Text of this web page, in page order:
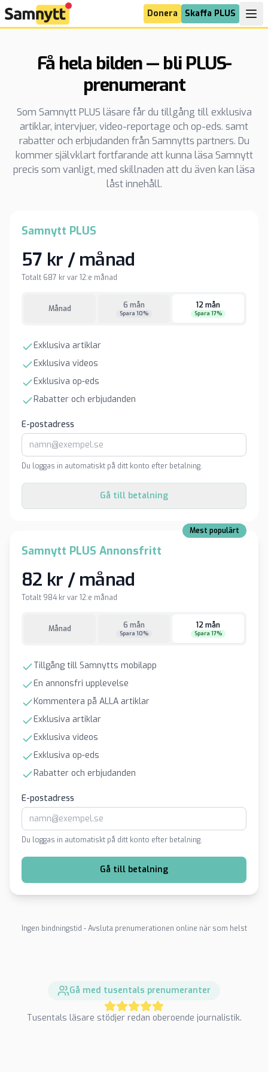
Donera Skaffa PLUS
Få hela bilden — bli PLUS-
prenumerant
Som Samnytt PLUS läsare får du tillgång till exklusiva
artiklar, intervjuer, video-reportage och op-eds. samt
rabatter och erbjudanden från Samnytts partners. Du
kommer självklart fortfarande att kunna läsa Samnytt
precis som vanligt, med skillnaden att du även kan läsa
låst innehåll.
Samnytt PLUS
57 kr / månad
Totalt 687 kr var 12:e månad
Månad 6 mån
Spara 10%
12 mån
Spara 17%
Exklusiva artiklar
Exklusiva videos
Exklusiva op-eds
Rabatter och erbjudanden
E-postadress
Du loggas in automatiskt på ditt konto efter betalning.
Gå till betalning
Mest populärt
Samnytt PLUS Annonsfritt
82 kr / månad
Totalt 984 kr var 12:e månad
Månad 6 mån
Spara 10%
12 mån
Spara 17%
Tillgång till Samnytts mobilapp
En annonsfri upplevelse
Kommentera på ALLA artiklar
Exklusiva artiklar
Exklusiva videos
Exklusiva op-eds
Rabatter och erbjudanden
E-postadress
Du loggas in automatiskt på ditt konto efter betalning.
Gå till betalning
Ingen bindningstid - Avsluta prenumerationen online när som helst
Gå med tusentals prenumeranter
Tusentals läsare stödjer redan oberoende journalistik.